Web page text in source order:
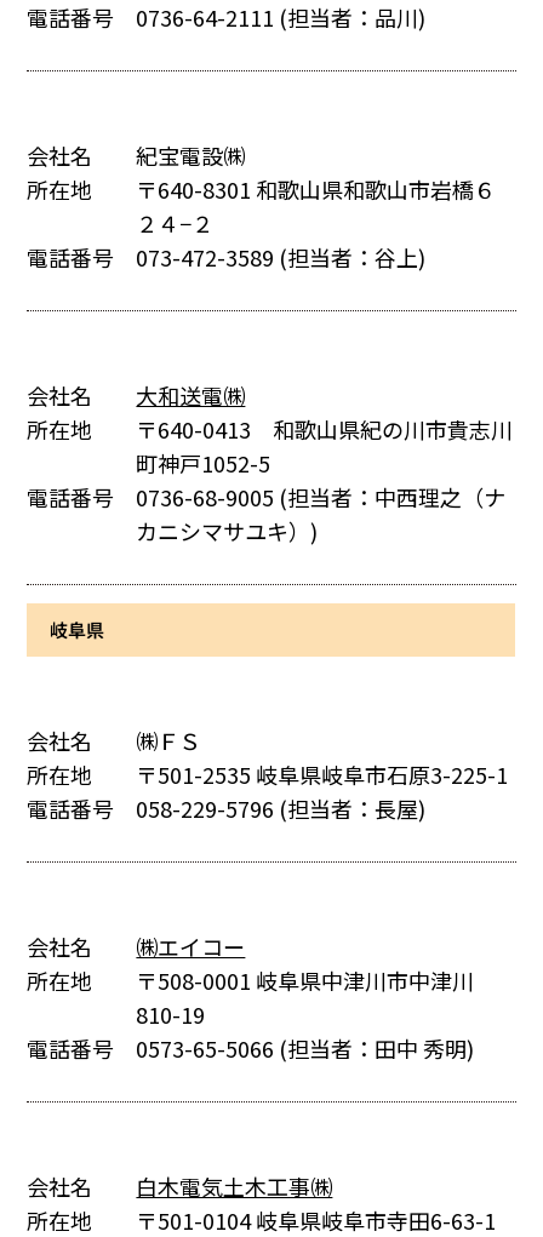
電話番号
0736-64-2111 (担当者：品川)
会社名
紀宝電設㈱
所在地
〒640-8301 和歌山県和歌山市岩橋６
２４−２
電話番号
073-472-3589 (担当者：谷上)
会社名
大和送電㈱
所在地
〒640-0413 和歌山県紀の川市貴志川
町神戸1052-5
電話番号
0736-68-9005 (担当者：中西理之（ナ
カニシマサユキ）)
岐阜県
会社名
㈱ＦＳ
所在地
〒501-2535 岐阜県岐阜市石原3-225-1
電話番号
058-229-5796 (担当者：長屋)
会社名
㈱エイコー
所在地
〒508-0001 岐阜県中津川市中津川
810-19
電話番号
0573-65-5066 (担当者：田中 秀明)
会社名
白木電気土木工事㈱
所在地
〒501-0104 岐阜県岐阜市寺田6-63-1